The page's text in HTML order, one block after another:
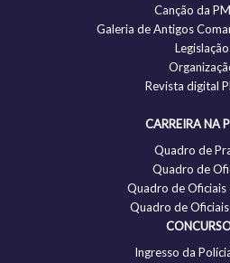
Canção da
Galeria de Antigos
Legislação
Revista digital
CARREIRA NA
Quadro de
Quadro de
Quadro de Oficiais
Quadro de
Ingresso da